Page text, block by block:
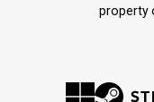
property